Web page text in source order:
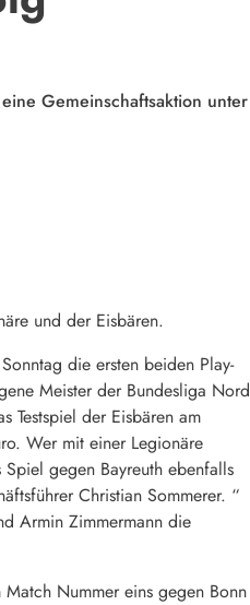
Gemeinschaftsaktion unter
und der Eisbären.
die ersten beiden Play-
Meister der Bundesliga Nord
Testspiel der Eisbären am
Wer mit einer Legionäre
gegen Bayreuth ebenfalls
Christian Sommerer. “
Armin Zimmermann die
Nummer eins gegen Bonn